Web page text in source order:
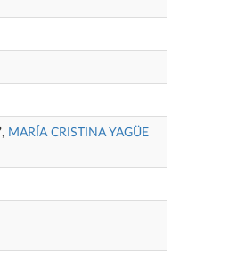
, MARÍA CRISTINA YAGÜE